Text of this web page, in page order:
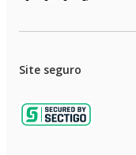
Site seguro